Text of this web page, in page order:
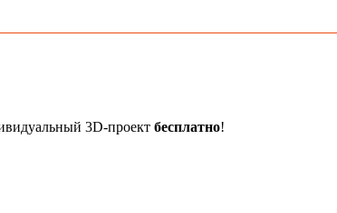
3D-проект бесплатно!